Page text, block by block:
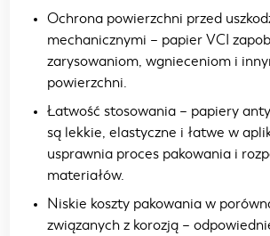
Ochrona powierzchni przed
mechanicznymi – papier VCI
zarysowaniom, wgnieceniom i
powierzchni.
Łatwość stosowania – papiery
są lekkie, elastyczne i łatwe w
usprawnia proces pakowania i
materiałów.
Niskie koszty pakowania w
związanych z korozją –